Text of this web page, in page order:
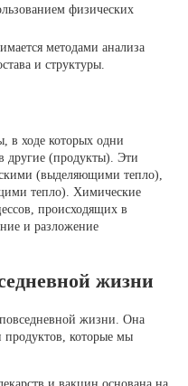
физических
методами анализа
и структуры.
в ходе которых одни
другие (продукты). Эти
(выделяющими тепло),
тепло). Химические
происходящих в
и разложение
жизни
жизни. Она
продуктов, которые мы